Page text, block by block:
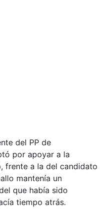
del PP de
por apoyar a la
frente a la del candidato
mantenía un
que había sido
tiempo atrás.